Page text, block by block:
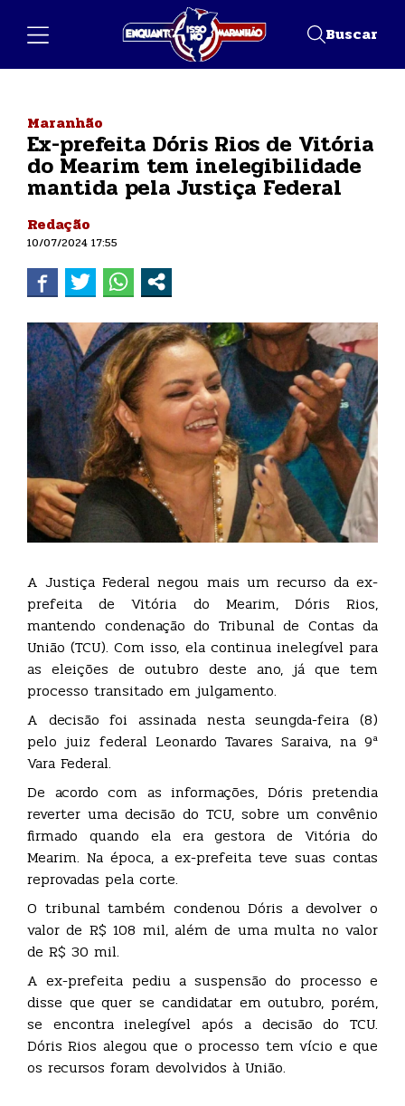
Buscar
Maranhão
Ex-prefeita Dóris Rios de Vitória
do Mearim tem inelegibilidade
mantida pela Justiça Federal
Redação
10/07/2024 17:55
A Justiça Federal negou mais um recurso da ex-
prefeita de Vitória do Mearim, Dóris Rios,
mantendo condenação do Tribunal de Contas da
União (TCU). Com isso, ela continua inelegível para
as eleições de outubro deste ano, já que tem
processo transitado em julgamento.
A decisão foi assinada nesta seungda-feira (8)
pelo juiz federal Leonardo Tavares Saraiva, na 9ª
Vara Federal.
De acordo com as informações, Dóris pretendia
reverter uma decisão do TCU, sobre um convênio
firmado quando ela era gestora de Vitória do
Mearim. Na época, a ex-prefeita teve suas contas
reprovadas pela corte.
O tribunal também condenou Dóris a devolver o
valor de R$ 108 mil, além de uma multa no valor
de R$ 30 mil.
A ex-prefeita pediu a suspensão do processo e
disse que quer se candidatar em outubro, porém,
se encontra inelegível após a decisão do TCU.
Dóris Rios alegou que o processo tem vício e que
os recursos foram devolvidos à União.